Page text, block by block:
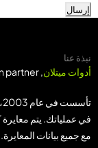
إرسال
نبذة عنا
أدوات ميتلان, your advanced flow meter solution partner.
في عملياتك. يتم